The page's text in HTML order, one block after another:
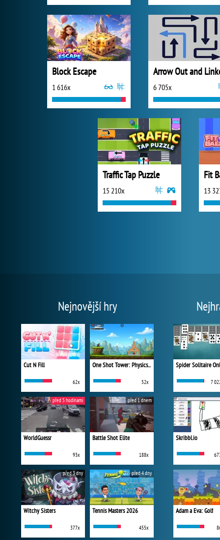
Block Escape
1 616x
Arrow Out and
6 705x
Traffic Tap Puzzle
15 210x
Fit
13
Nejnovější hry
Cut N Fill
62x
One Shot Tower: Physics Destroyer
52x
WorldGuessr
93x
před 5 hodinami
Battle Shot Elite
188x
před 1 dnem
Witchy Sisters
377x
před 3 dny
Tennis Masters 2026
455x
před 4 dny
Spider Solitaire
7
Skribbl.io
Adam a Eva: Golf